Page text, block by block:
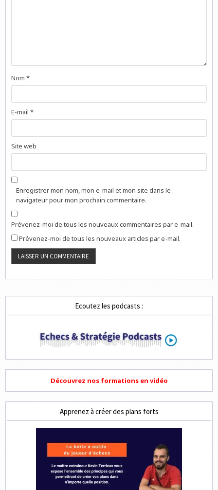
Nom*
E-mail*
Site web
Enregistrer mon nom, mon e-mail et mon site dans le
navigateur pour mon prochain commentaire.
Prévenez-moi de tous les nouveaux commentaires par e-mail.
Prévenez-moi de tous les nouveaux articles par e-mail.
Ecoutez les podcasts :
Découvrez nos formations en vidéo
Apprenez à créer des plans forts